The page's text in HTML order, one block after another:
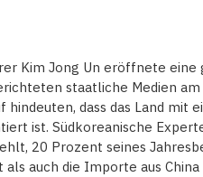
Kim Jong Un eröffnete
staatliche Medien
hindeuten, dass das Land mit
ist. Südkoreanische
20 Prozent seines
auch die Importe aus